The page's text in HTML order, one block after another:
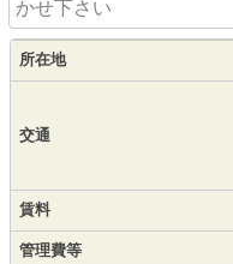
かせ下さい
所在地
交通
賃料
管理費等